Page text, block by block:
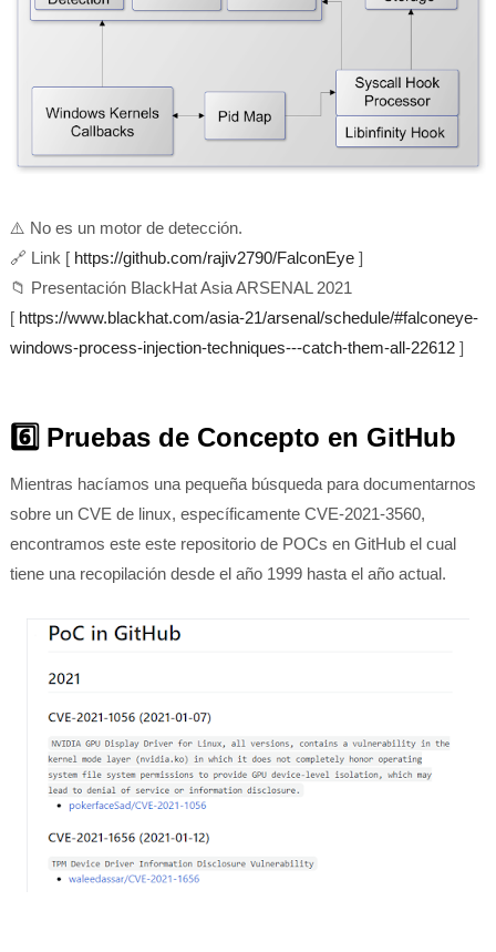
⚠️ No es un motor de detección.
🔗 Link [ https://github.com/rajiv2790/FalconEye]
📁 Presentación BlackHat Asia ARSENAL 2021
[ https://www.blackhat.com/asia-21/arsenal/schedule/#falconeye-
windows-process-injection-techniques---catch-them-all-22612]
6️⃣ Pruebas de Concepto en GitHub
Mientras hacíamos una pequeña búsqueda para documentarnos
sobre un CVE de linux, específicamente CVE-2021-3560,
encontramos este este repositorio de POCs en GitHub el cual
tiene una recopilación desde el año 1999 hasta el año actual.